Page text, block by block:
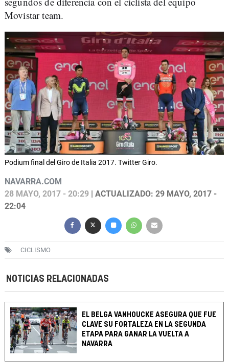
Movistar team.
Podium final del Giro de Italia 2017. Twitter Giro.
NAVARRA.COM
28 MAYO, 2017 - 20:29 | ACTUALIZADO: 29 MAYO, 2017 -
22:04
CICLISMO
NOTICIAS RELACIONADAS
EL BELGA VANHOUCKE ASEGURA QUE FUE
CLAVE SU FORTALEZA EN LA SEGUNDA
ETAPA PARA GANAR LA VUELTA A
NAVARRA